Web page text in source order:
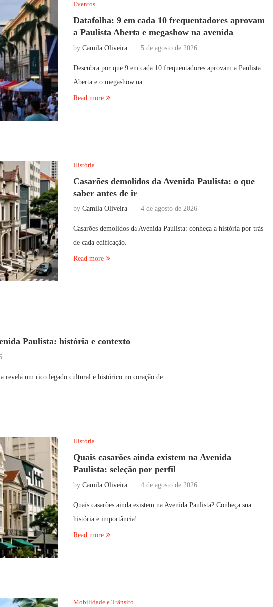
Eventos
Datafolha: 9 em cada 10 frequentadores aprovam
a Paulista Aberta e megashow na avenida
by Camila Oliveira 5 de agosto de 2026
Descubra por que 9 em cada 10 frequentadores aprovam a Paulista
Aberta e o megashow na …
Read more
História
Casarões demolidos da Avenida Paulista: o que
saber antes de ir
by Camila Oliveira 4 de agosto de 2026
Casarões demolidos da Avenida Paulista: conheça a história por trás
de cada edificação.
Read more
Paulista: história e contexto
revela um rico legado cultural e histórico no coração de …
História
Quais casarões ainda existem na Avenida
Paulista: seleção por perfil
by Camila Oliveira 4 de agosto de 2026
Quais casarões ainda existem na Avenida Paulista? Conheça sua
história e importância!
Read more
Mobilidade e Trânsito